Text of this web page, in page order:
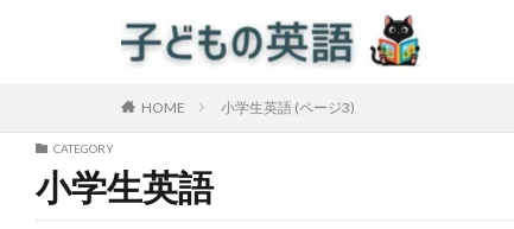
HOME 小学生英語 (ページ3)
CATEGORY
小学生英語